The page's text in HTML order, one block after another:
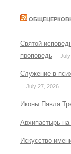
Святой
проповедь
Служение в
July 27, 2026
Иконы Павла
Архипастырь
Искусство